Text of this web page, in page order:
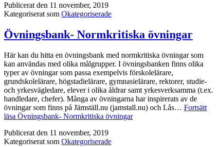
Publicerat den 11 november, 2019
Kategoriserat som Okategoriserade
Övningsbank- Normkritiska övningar
Här kan du hitta en övningsbank med normkritiska övningar som
kan användas med olika målgrupper. I övningsbanken finns olika
typer av övningar som passa exempelvis förskolelärare,
grundskolelärare, högstadielärare, gymnasielärare, rektorer, studie-
och yrkesvägledare, elever i olika åldrar samt yrkesverksamma (t.ex.
handledare, chefer). Många av övningarna har inspirerats av de
övningar som finns på Jämställ.nu (jamstall.nu) och Lås… Fortsätt
läsa Övningsbank- Normkritiska övningar
Publicerat den 11 november, 2019
Kategoriserat som Okategoriserade